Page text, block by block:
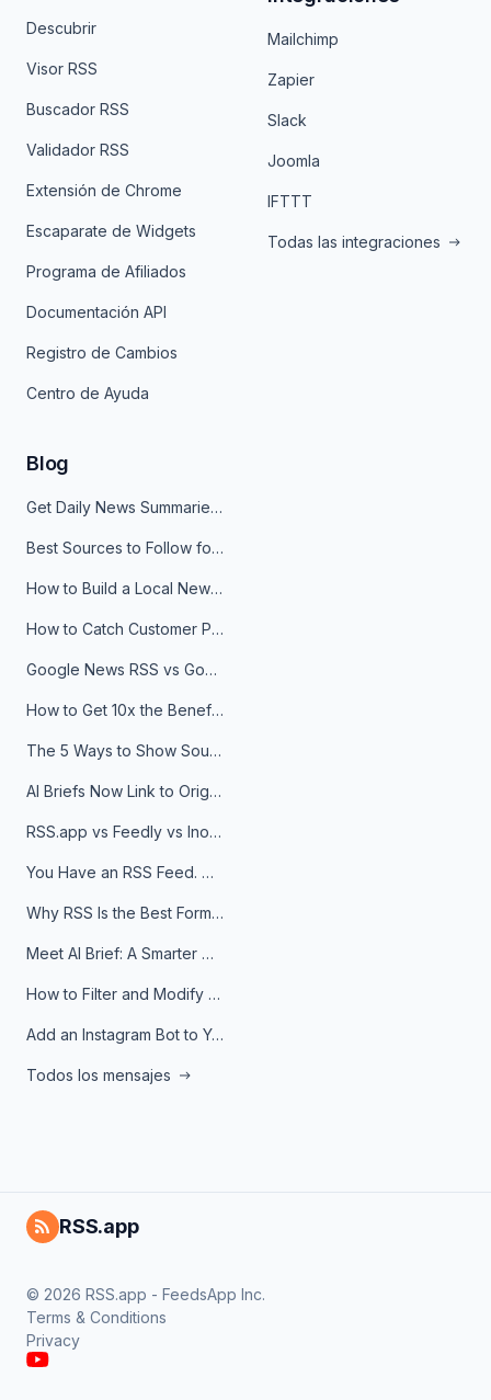
Descubrir
Visor RSS
Buscador RSS
Validador RSS
Extensión de Chrome
Escaparate de Widgets
Programa de Afiliados
Documentación API
Registro de Cambios
Centro de Ayuda
Mailchimp
Zapier
Slack
Joomla
IFTTT
Todas las integraciones
Blog
Get Daily News Summaries About Any Topic in Telegram, Discord, Slack, and Email
Best Sources to Follow for Crypto News in Your Reader (2026)
How to Build a Local News Hub That Updates Itself
How to Catch Customer Problems Before They Become Support Tickets
Google News RSS vs Google Alerts: Which Is Better for News Monitoring?
How to Get 10x the Benefits of Google Alerts
The 5 Ways to Show Sources in Your AI Brief, And When to Use Each
AI Briefs Now Link to Original Sources. Here's Why It Matters
RSS.app vs Feedly vs Inoreader: Which One Is Actually Right for You?
You Have an RSS Feed. Now What?
Why RSS Is the Best Format for AI Agents in 2026
Meet AI Brief: A Smarter Way to Stay on Top of Information
How to Filter and Modify RSS Feeds
Add an Instagram Bot to Your Telegram Channel, Group, or Topic
Todos los mensajes
RSS.app
© 2026 RSS.app - FeedsApp Inc.
Terms & Conditions
Privacy